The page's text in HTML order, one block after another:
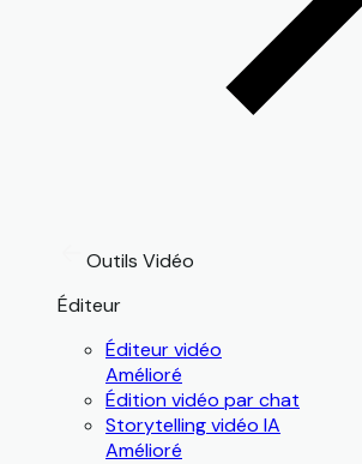
Outils Vidéo
Éditeur
Éditeur vidéo
Amélioré
Édition vidéo par chat
Storytelling vidéo IA
Amélioré